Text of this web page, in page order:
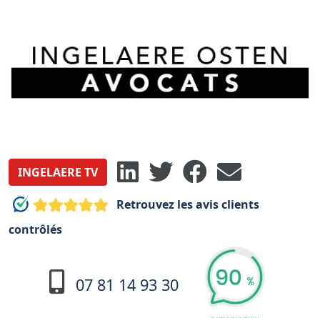
INGELAERE TV
Retrouvez les avis clients
contrôlés
07 81 14 93 30